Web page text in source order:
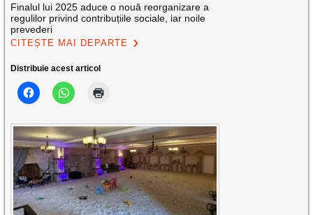
Finalul lui 2025 aduce o nouă reorganizare a
regulilor privind contribuțiile sociale, iar noile
prevederi
CITEȘTE MAI DEPARTE
Distribuie acest articol